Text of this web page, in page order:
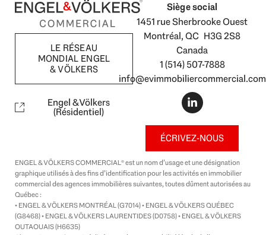
LE RÉSEAU
MONDIAL ENGEL
& VÖLKERS
Engel & Völkers
(Résidentiel)
Siège social
1451 rue Sherbrooke Ouest
Montréal, QC H3G 2S8
Canada
1 (514) 507-7888
info@evimmobiliercommercial.com
L
i
n
k
e
d
i
n
-
i
ÉCRIVEZ-NOUS
ENGEL & VÖLKERS COMMERCIAL® est un nom d’usage et une désignation
graphique utilisés à des fins d’identification pour les activités en immobilier
commercial des agences immobilières suivantes, toutes dûment autorisées au
Québec :
• ENGEL & VÖLKERS MONTRÉAL (G7014) • ENGEL & VÖLKERS QUÉBEC
(G8468) • ENGEL & VÖLKERS LAURENTIDES (D0758) • ENGEL & VÖLKERS
OUTAOUAIS (H6635)